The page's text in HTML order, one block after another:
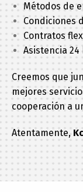
Métodos de
Condiciones
Contratos
Asistencia 24
Creemos que
mejores
cooperación a
Atentamente,